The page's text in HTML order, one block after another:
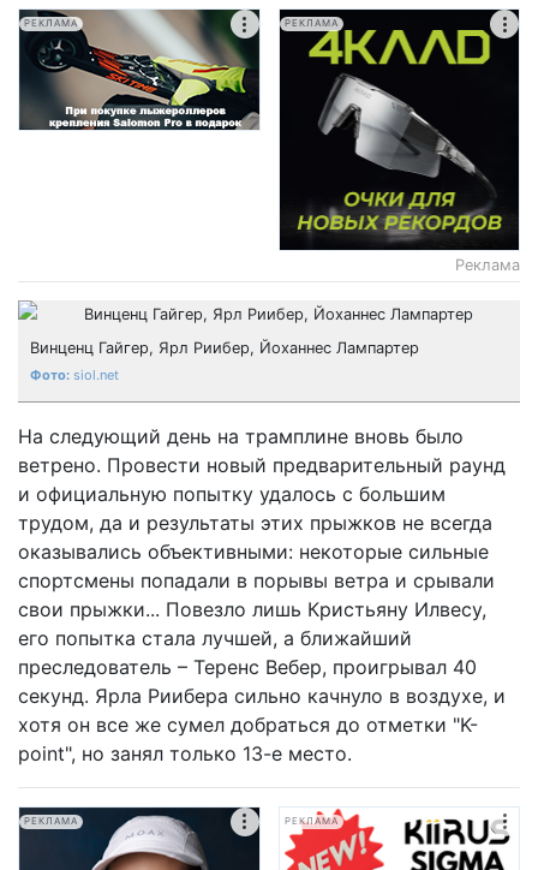
РЕКЛАМА РЕКЛАМА
Реклама
Винценц Гайгер, Ярл Риибер, Йоханнес Лампартер
siol.net
На следующий день на трамплине вновь было
ветрено. Провести новый предварительный раунд
и официальную попытку удалось с большим
трудом, да и результаты этих прыжков не всегда
оказывались объективными: некоторые сильные
спортсмены попадали в порывы ветра и срывали
свои прыжки... Повезло лишь Кристьяну Илвесу,
его попытка стала лучшей, а ближайший
преследователь – Теренс Вебер, проигрывал 40
секунд. Ярла Риибера сильно качнуло в воздухе, и
хотя он все же сумел добраться до отметки "K-
point", но занял только 13-е место.
РЕКЛАМА РЕКЛАМА